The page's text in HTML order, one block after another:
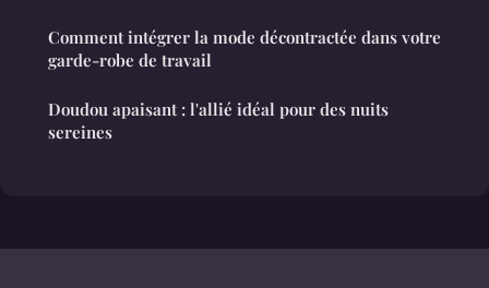
Comment intégrer la mode décontractée dans votre
garde-robe de travail
Doudou apaisant : l'allié idéal pour des nuits
sereines